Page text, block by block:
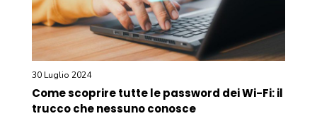
30 Luglio 2024
Come scoprire tutte le password dei Wi-Fi: il
trucco che nessuno conosce